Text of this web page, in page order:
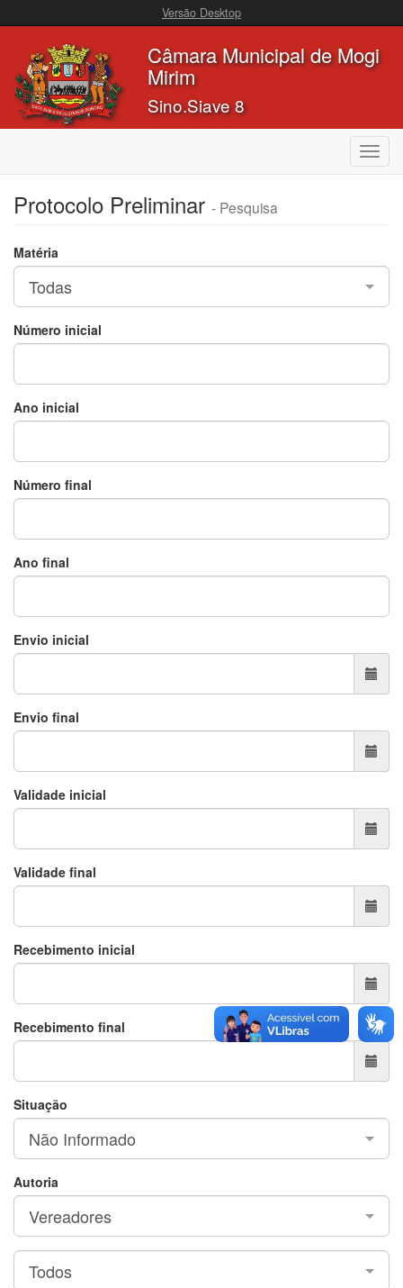
Versão Desktop
Câmara Municipal de Mogi
Mirim
Sino.Siave 8
Protocolo Preliminar - Pesquisa
Matéria
Todas
Número inicial
Ano inicial
Número final
Ano final
Envio inicial
Envio final
Validade inicial
Validade final
Recebimento inicial
Recebimento final
Situação
Não Informado
Autoria
Vereadores
Todos